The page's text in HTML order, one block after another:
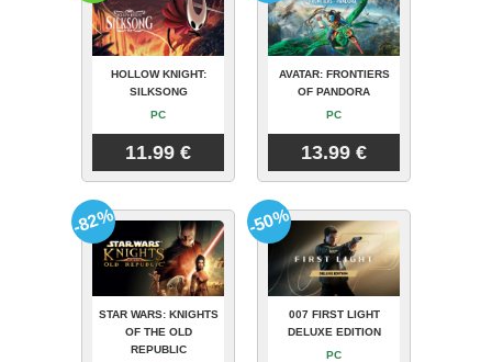
HOLLOW KNIGHT:
SILKSONG
PC
11.99 €
AVATAR: FRONTIERS
OF PANDORA
PC
13.99 €
STAR WARS: KNIGHTS
OF THE OLD
REPUBLIC
-82%
007 FIRST LIGHT
DELUXE EDITION
PC
-50%